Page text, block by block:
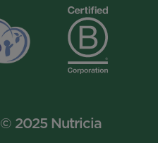
© 2025 Nutricia